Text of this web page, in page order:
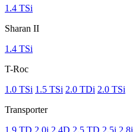
1.4 TSi
Sharan II
1.4 TSi
T-Roc
1.0 TSi 1.5 TSi 2.0 TDi 2.0 TSi
Transporter
1.9 TD 2.0i 2.4D 2.5 TD 2.5i 2.8i